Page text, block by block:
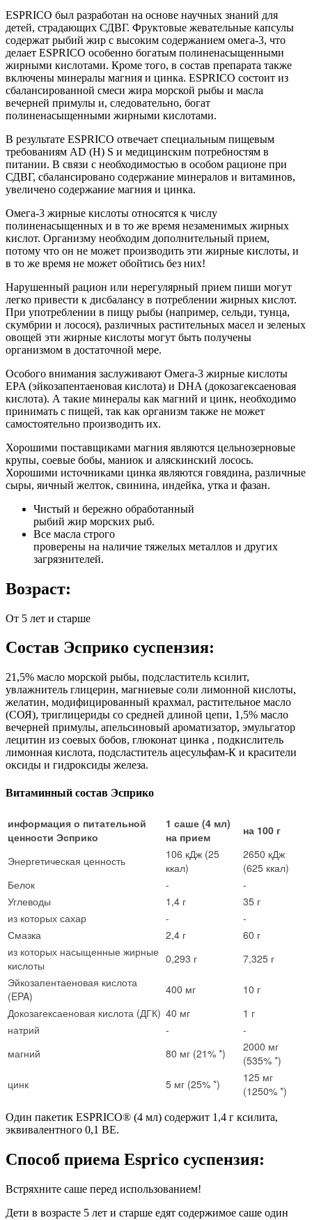
ESPRICO был разработан на основе научных знаний для
детей, страдающих СДВГ. Фруктовые жевательные капсулы
содержат рыбий жир с высоким содержанием омега-3, что
делает ESPRICO особенно богатым полиненасыщенными
жирными кислотами. Кроме того, в состав препарата также
включены минералы магния и цинка. ESPRICO состоит из
сбалансированной смеси жира морской рыбы и масла
вечерней примулы и, следовательно, богат
полиненасыщенными жирными кислотами.
В результате ESPRICO отвечает специальным пищевым
требованиям AD (H) S и медицинским потребностям в
питании. В связи с необходимостью в особом рационе при
СДВГ, сбалансировано содержание минералов и витаминов,
увеличено содержание магния и цинка.
Омега-3 жирные кислоты относятся к числу
полиненасыщенных и в то же время незаменимых жирных
кислот. Организму необходим дополнительный прием,
потому что он не может производить эти жирные кислоты, и
в то же время не может обойтись без них!
Нарушенный рацион или нерегулярный прием пиши могут
легко привести к дисбалансу в потреблении жирных кислот.
При употреблении в пищу рыбы (например, сельди, тунца,
скумбрии и лосося), различных растительных масел и зеленых
овощей эти жирные кислоты могут быть получены
организмом в достаточной мере.
Особого внимания заслуживают Омега-3 жирные кислоты
EPA (эйкозапентаеновая кислота) и DHA (докозагексаеновая
кислота). А такие минералы как магний и цинк, необходимо
принимать с пищей, так как организм также не может
самостоятельно производить их.
Хорошими поставщиками магния являются цельнозерновые
крупы, соевые бобы, маниок и аляскинский лосось.
Хорошими источниками цинка являются говядина, различные
сыры, яичный желток, свинина, индейка, утка и фазан.
Чистый и бережно обработанный
рыбий жир морских рыб.
Все масла строго
проверены на наличие тяжелых металлов и других
загрязнителей.
Возраст:
От 5 лет и старше
Состав Эсприко суспензия:
21,5% масло морской рыбы, подсластитель ксилит,
увлажнитель глицерин, магниевые соли лимонной кислоты,
желатин, модифицированный крахмал, растительное масло
(СОЯ), триглицериды со средней длиной цепи, 1,5% масло
вечерней примулы, апельсиновый ароматизатор, эмульгатор
лецитин из соевых бобов, глюконат цинка , подкислитель
лимонная кислота, подсластитель ацесульфам-К и красители
оксиды и гидроксиды железа.
Витаминный состав Эсприко
информация о питательной
ценности Эсприко
1 саше (4 мл)
на прием
на 100 г
Энергетическая ценность
106 кДж (25
ккал)
2650 кДж
(625 ккал)
Белок
-
-
Углеводы
1,4 г
35 г
из которых сахар
-
-
Смазка
2,4 г
60 г
из которых насыщенные жирные
кислоты
0,293 г
7,325 г
Эйкозапентаеновая кислота
(EPA)
400 мг
10 г
Докозагексаеновая кислота (ДГК) 40 мг
1 г
натрий
-
-
магний
80 мг (21% *)
2000 мг
(535% *)
цинк
5 мг (25% *)
125 мг
(1250% *)
Один пакетик ESPRICO® (4 мл) содержит 1,4 г ксилита,
эквивалентного 0,1 BE.
Способ приема Esprico суспензия:
Встряхните саше перед использованием!
Дети в возрасте 5 лет и старше едят содержимое саше один